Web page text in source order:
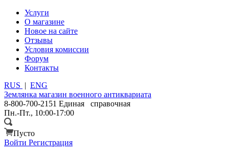
Услуги
О магазине
Новое на сайте
Отзывы
Условия комиссии
Форум
Контакты
RUS | ENG
Землянка магазин военного антиквариата
8-800-700-2151 Единая справочная
Пн.-Пт., 10:00-17:00
Пусто
Войти Регистрация